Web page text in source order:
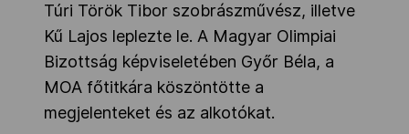
Túri Török Tibor szobrászművész, illetve
Kű Lajos leplezte le. A Magyar Olimpiai
Bizottság képviseletében Győr Béla, a
MOA főtitkára köszöntötte a
megjelenteket és az alkotókat.